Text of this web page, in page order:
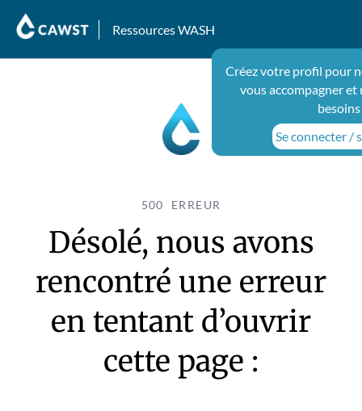
Ressources WASH
Créez votre profil pour
vous accompagner et
Se connecter /
500 ERREUR
Désolé, nous avons
rencontré une erreur
en tentant d’ouvrir
cette page :